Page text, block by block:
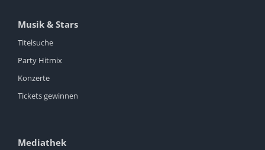
Musik & Stars
Titelsuche
Party Hitmix
Konzerte
Tickets gewinnen
Mediathek